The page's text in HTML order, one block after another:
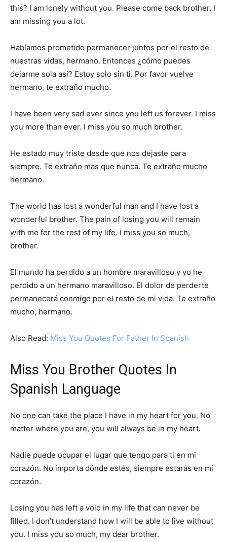
this? I am lonely without you. Please come back brother, I
am missing you a lot.
Habíamos prometido permanecer juntos por el resto de
nuestras vidas, hermano. Entonces ¿cómo puedes
dejarme sola así? Estoy solo sin ti. Por favor vuelve
hermano, te extraño mucho.
I have been very sad ever since you left us forever. I miss
you more than ever. I miss you so much brother.
He estado muy triste desde que nos dejaste para
siempre. Te extraño mas que nunca. Te extraño mucho
hermano.
The world has lost a wonderful man and I have lost a
wonderful brother. The pain of losing you will remain
with me for the rest of my life. I miss you so much,
brother.
El mundo ha perdido a un hombre maravilloso y yo he
perdido a un hermano maravilloso. El dolor de perderte
permanecerá conmigo por el resto de mi vida. Te extraño
mucho, hermano.
Also Read: Miss You Quotes For Father In Spanish
Miss You Brother Quotes In
Spanish Language
No one can take the place I have in my heart for you. No
matter where you are, you will always be in my heart.
Nadie puede ocupar el lugar que tengo para ti en mi
corazón. No importa dónde estés, siempre estarás en mi
corazón.
Losing you has left a void in my life that can never be
filled. I don’t understand how I will be able to live without
you. I miss you so much, my dear brother.